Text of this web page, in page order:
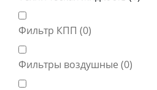
Фильтр КПП (0)
Фильтры воздушные (0)